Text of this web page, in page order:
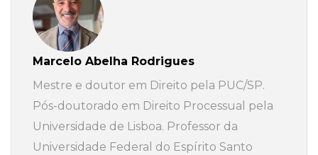
Marcelo Abelha Rodrigues
Mestre e doutor em Direito pela PUC/SP.
Pós-doutorado em Direito Processual pela
Universidade de Lisboa. Professor da
Universidade Federal do Espírito Santo